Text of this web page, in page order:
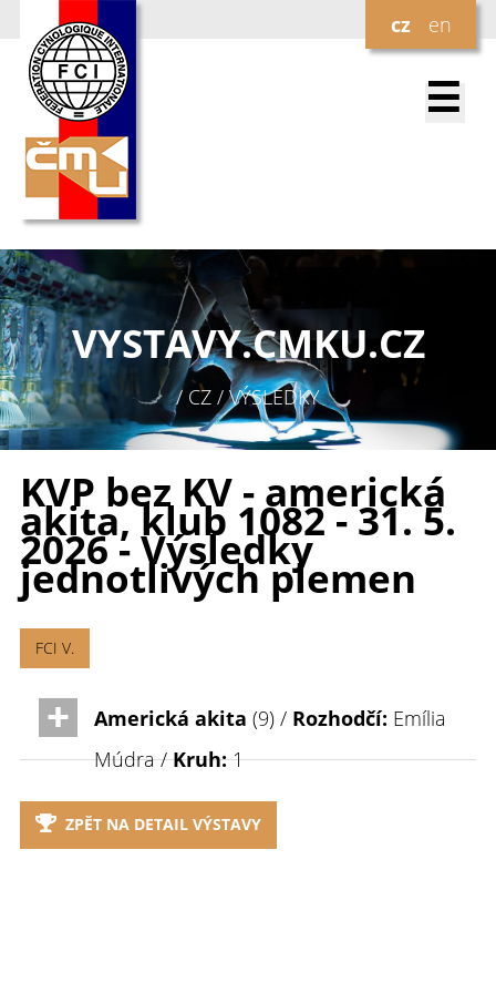
cz en
☰
VYSTAVY.CMKU.CZ
/ CZ / VÝSLEDKY
KVP bez KV - americká
akita, klub 1082 - 31. 5.
2026 - Výsledky
jednotlivých plemen
FCI V.
Americká akita (9) / Rozhodčí: Emília
Múdra /Kruh:1
ZPĚT NA DETAIL VÝSTAVY